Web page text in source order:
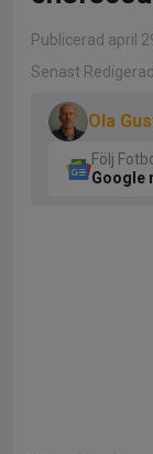
Publicerad april
Senast
Ola
Följ
Google